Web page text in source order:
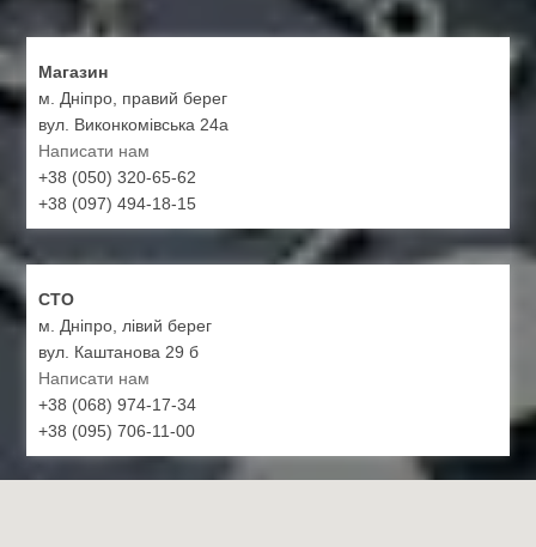
Магазин
м. Дніпро, правий берег
вул. Виконкомівська 24а
Написати нам
+38 (050) 320-65-62
+38 (097) 494-18-15
СТО
м. Дніпро, лівий берег
вул. Каштанова 29 б
Написати нам
+38 (068) 974-17-34
+38 (095) 706-11-00